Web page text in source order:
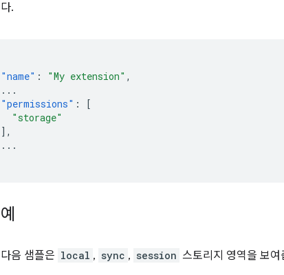
다.
"name" : "My extension" ,
...
"permissions" :
[
"storage"
],
...
예
다음 샘플은 local , sync , session 스토리지 영역을 보여